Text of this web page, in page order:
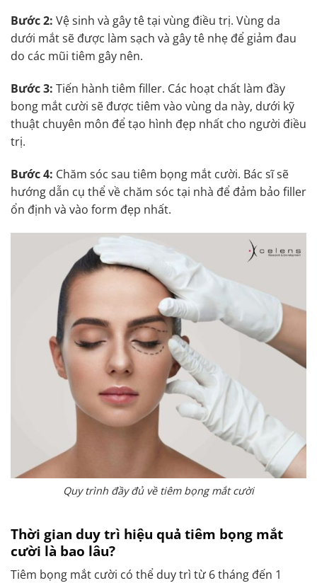
Bước 2: Vệ sinh và gây tê tại vùng điều trị. Vùng da
dưới mắt sẽ được làm sạch và gây tê nhẹ để giảm đau
do các mũi tiêm gây nên.
Bước 3: Tiến hành tiêm filler. Các hoạt chất làm đầy
bong mắt cười sẽ được tiêm vào vùng da này, dưới kỹ
thuật chuyên môn để tạo hình đẹp nhất cho người điều
trị.
Bước 4: Chăm sóc sau tiêm bọng mắt cười. Bác sĩ sẽ
hướng dẫn cụ thể về chăm sóc tại nhà để đảm bảo filler
ổn định và vào form đẹp nhất.
Quy trình đầy đủ về tiêm bọng mắt cười
Thời gian duy trì hiệu quả tiêm bọng mắt
cười là bao lâu?
Tiêm bọng mắt cười có thể duy trì từ 6 tháng đến 1